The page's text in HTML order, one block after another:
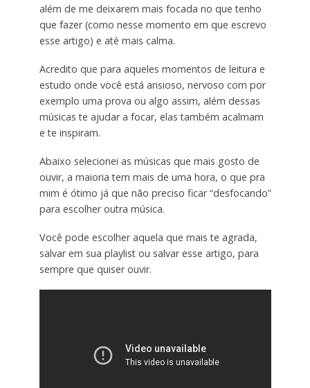
além de me deixarem mais focada no que tenho
que fazer (como nesse momento em que escrevo
esse artigo) e até mais calma.
Acredito que para aqueles momentos de leitura e
estudo onde você está ansioso, nervoso com por
exemplo uma prova ou algo assim, além dessas
músicas te ajudar a focar, elas também acalmam
e te inspiram.
Abaixo selecionei as músicas que mais gosto de
ouvir, a maioria tem mais de uma hora, o que pra
mim é ótimo já que não preciso ficar “desfocando”
para escolher outra música.
Você pode escolher aquela que mais te agrada,
salvar em sua playlist ou salvar esse artigo, para
sempre que quiser ouvir.